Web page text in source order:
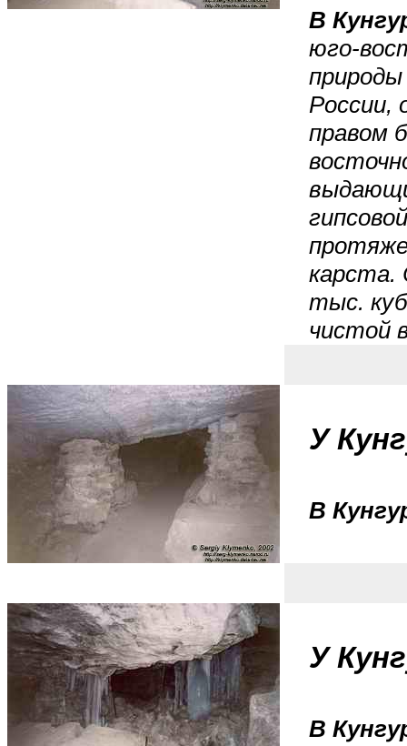
В
юго-
природы
России,
правом
карста.
тыс.
чистой
У
В
У
В